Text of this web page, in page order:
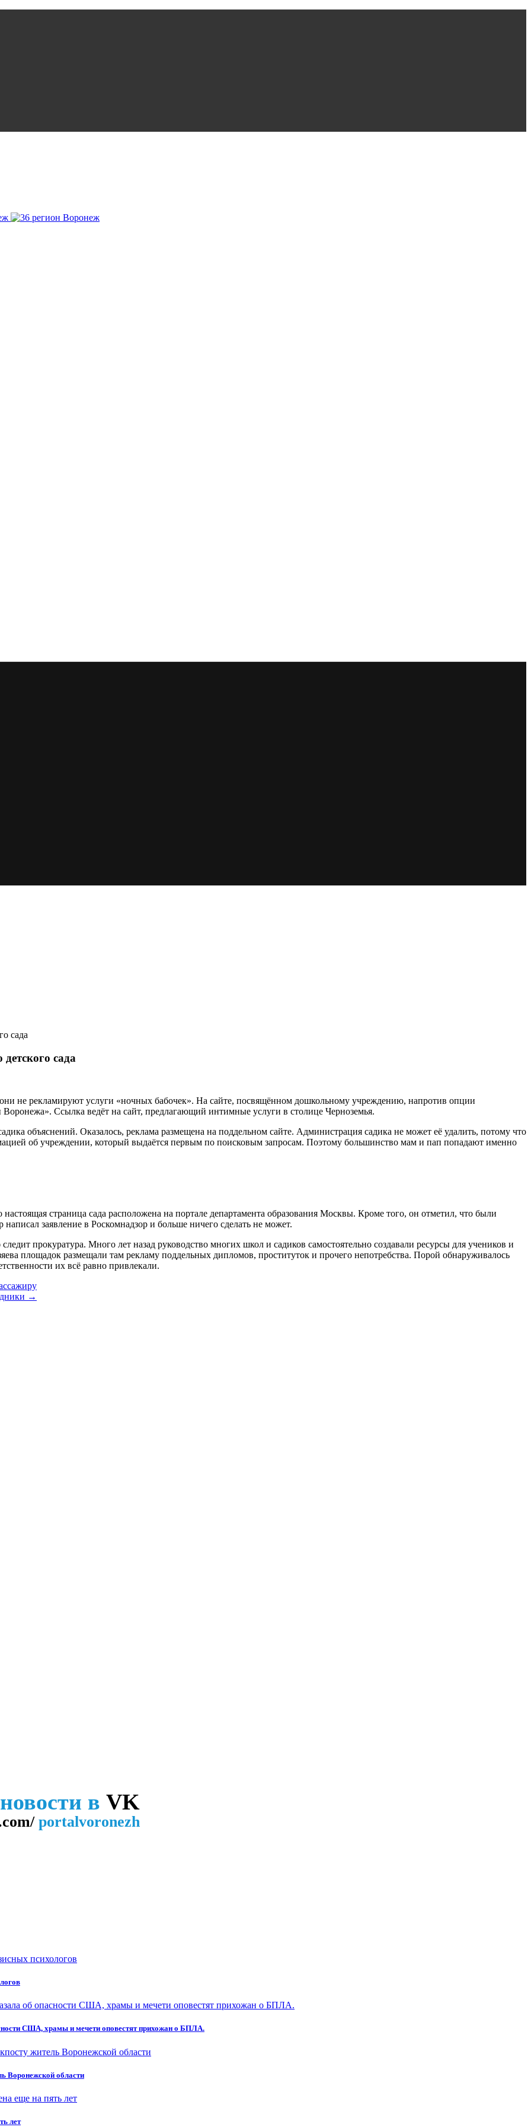
сада
сада
не рекламируют услуги «ночных бабочек». На сайте, посвящённом дошкольному учреждению, напротив опции
Ссылка ведёт на сайт, предлагающий интимные услуги в столице Черноземья.
объяснений. Оказалось, реклама размещена на поддельном сайте. Администрация садика не может её удалить, потому что
об учреждении, который выдаётся первым по поисковым запросам. Поэтому большинство мам и пап попадают именно
страница сада расположена на портале департамента образования Москвы. Кроме того, он отметил, что были
заявление в Роскомнадзор и больше ничего сделать не может.
прокуратура. Много лет назад руководство многих школ и садиков самостоятельно создавали ресурсы для учеников и
площадок размещали там рекламу поддельных дипломов, проституток и прочего непотребства. Порой обнаруживалось
их всё равно привлекали.
→
в VK
portalvoronezh
США, храмы и мечети оповестят прихожан о БПЛА.
Воронежской области
лет